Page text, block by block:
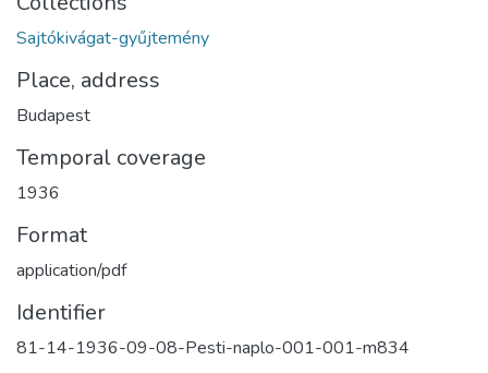
Sajtókivágat-gyűjtemény
Place, address
Budapest
Temporal coverage
1936
Format
application/pdf
Identifier
81-14-1936-09-08-Pesti-naplo-001-001-m834